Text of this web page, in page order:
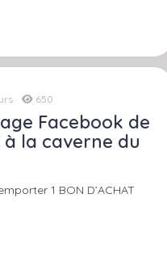
650
Facebook de
à la caverne du
1 BON D’ACHAT